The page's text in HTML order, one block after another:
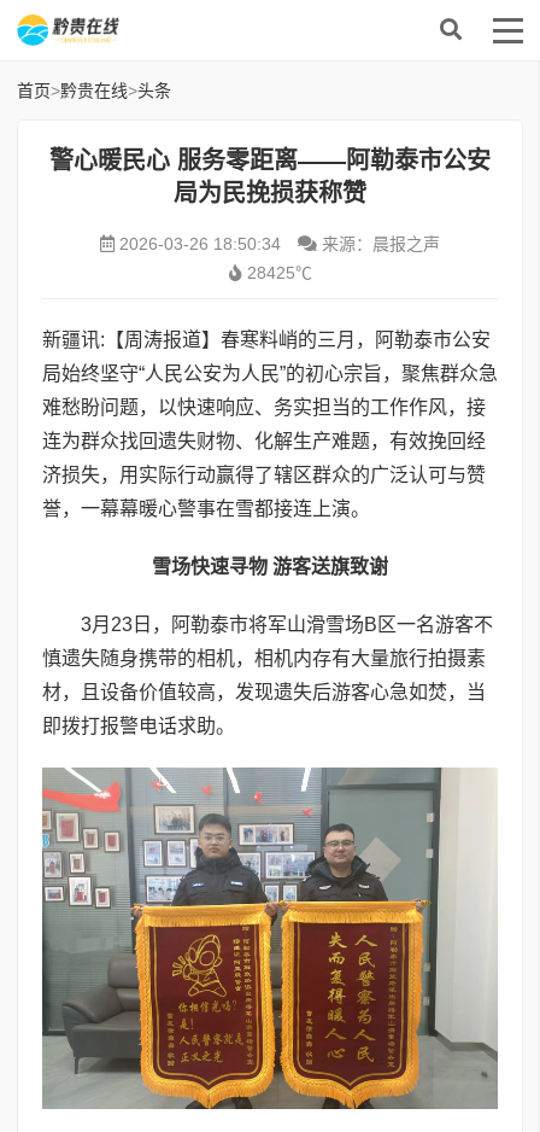
首页>黔贵在线>头条
​警心暖民心 服务零距离——阿勒泰市公安
局为民挽损获称赞
2026-03-26 18:50:34
来源：晨报之声
28425℃
新疆讯:【周涛报道】春寒料峭的三月，阿勒泰市公安
局始终坚守“人民公安为人民”的初心宗旨，聚焦群众急
难愁盼问题，以快速响应、务实担当的工作作风，接
连为群众找回遗失财物、化解生产难题，有效挽回经
济损失，用实际行动赢得了辖区群众的广泛认可与赞
誉，一幕幕暖心警事在雪都接连上演。
雪场快速寻物 游客送旗致谢
3月23日，阿勒泰市将军山滑雪场B区一名游客不
慎遗失随身携带的相机，相机内存有大量旅行拍摄素
材，且设备价值较高，发现遗失后游客心急如焚，当
即拨打报警电话求助。